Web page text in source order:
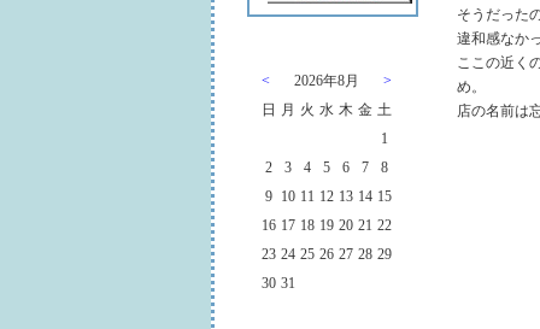
< 2026年8月
>
日
月 火 水 木 金 土
1
2
3 4 5 6 7
8
9 10 11 12 13 14 15
16 17 18 19 20 21 22
23 24 25 26 27 28 29
30 31
そうだった
違和感なか
ここの近く
め。
店の名前は